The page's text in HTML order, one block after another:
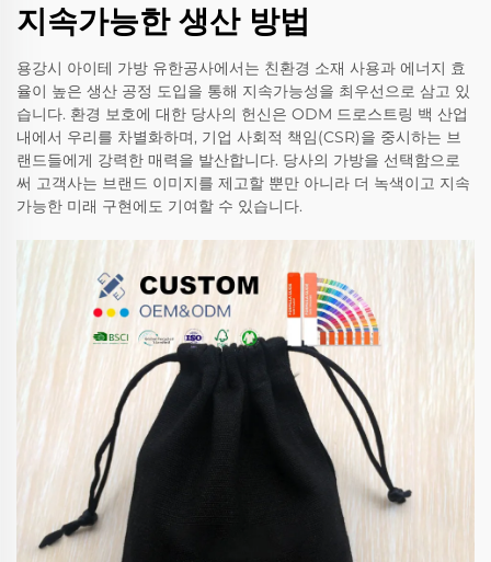
지속가능한 생산 방법
용강시 아이테 가방 유한공사에서는 친환경 소재 사용과 에너지 효
율이 높은 생산 공정 도입을 통해 지속가능성을 최우선으로 삼고 있
습니다. 환경 보호에 대한 당사의 헌신은 ODM 드로스트링 백 산업
내에서 우리를 차별화하며, 기업 사회적 책임(CSR)을 중시하는 브
랜드들에게 강력한 매력을 발산합니다. 당사의 가방을 선택함으로
써 고객사는 브랜드 이미지를 제고할 뿐만 아니라 더 녹색이고 지속
가능한 미래 구현에도 기여할 수 있습니다.